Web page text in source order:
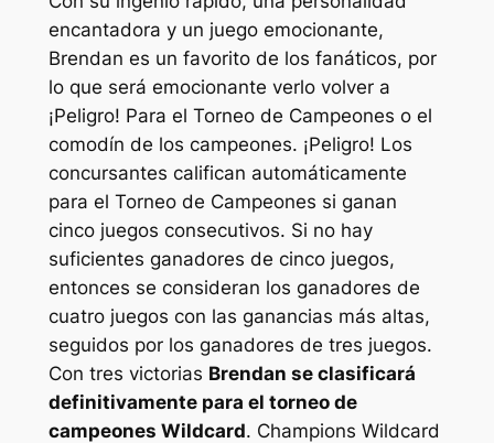
encantadora y un juego emocionante,
Brendan es un favorito de los fanáticos, por
lo que será emocionante verlo volver a
¡Peligro! Para el Torneo de Campeones o el
comodín de los campeones. ¡Peligro! Los
concursantes califican automáticamente
para el Torneo de Campeones si ganan
cinco juegos consecutivos. Si no hay
suficientes ganadores de cinco juegos,
entonces se consideran los ganadores de
cuatro juegos con las ganancias más altas,
seguidos por los ganadores de tres juegos.
Con tres victorias Brendan se clasificará
definitivamente para el torneo de
campeones Wildcard. Champions Wildcard